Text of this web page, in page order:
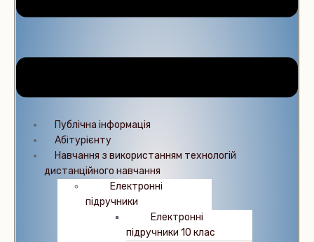
Публічна інформація
Абітурієнту
Навчання з використанням технологій
дистанційного навчання
Електронні
підручники
Електронні
підручники 10 клас